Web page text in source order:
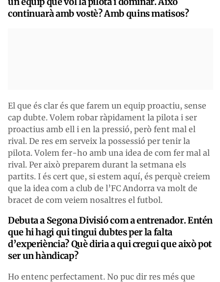
continuarà amb vostè? Amb quins matisos?
El que és clar és que farem un equip proactiu, sense
cap dubte. Volem robar ràpidament la pilota i ser
proactius amb ell i en la pressió, però fent mal el
rival. De res em serveix la possessió per tenir la
pilota. Volem fer-ho amb una idea de com fer mal al
rival. Per això preparem durant la setmana els
partits. I és cert que, si estem aquí, és perquè creiem
que la idea com a club de l’FC Andorra va molt de
bracet de com veiem nosaltres el futbol.
Debuta a Segona Divisió com a entrenador. Entén
que hi hagi qui tingui dubtes per la falta
d’experiència? Què diria a qui cregui que això pot
ser un hàndicap?
Ho entenc perfectament. No puc dir res més que